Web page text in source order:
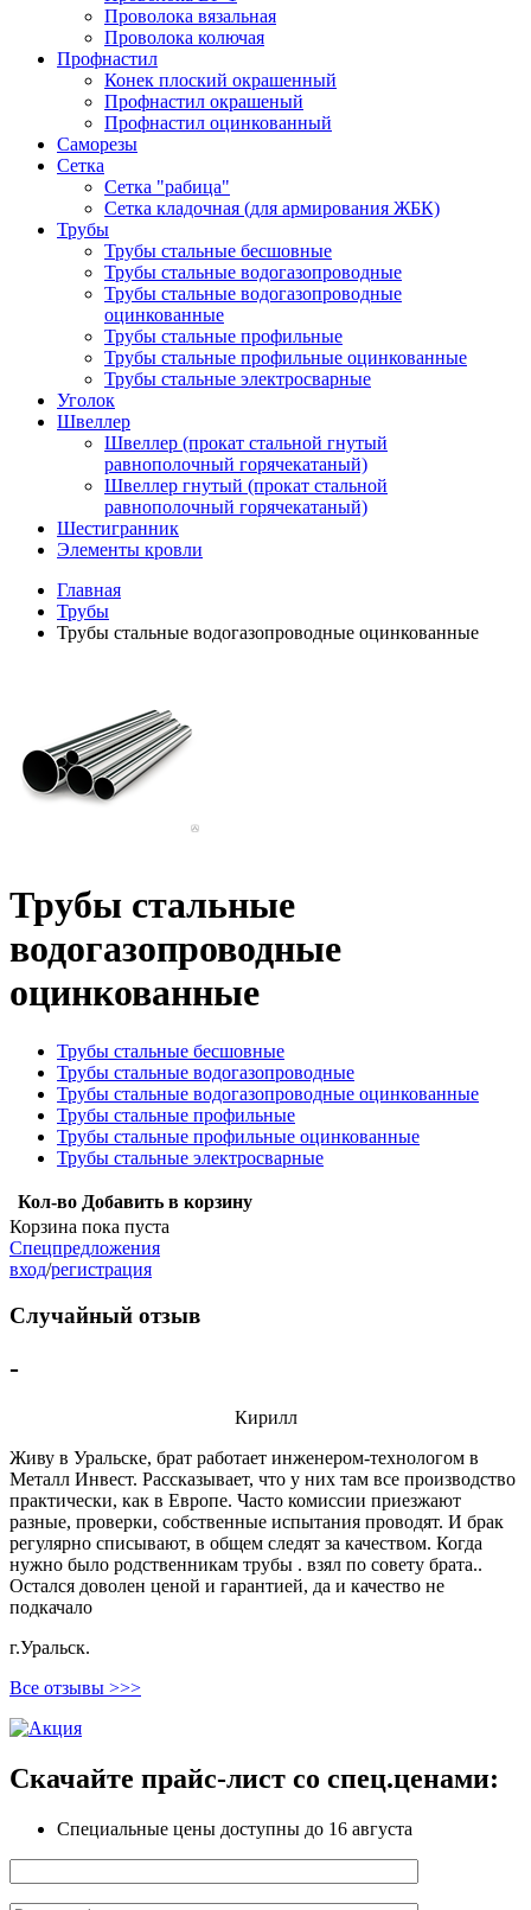
Проволока вязальная
Проволока колючая
Профнастил
Конек плоский окрашенный
Профнастил окрашеный
Профнастил оцинкованный
Саморезы
Сетка
Сетка "рабица"
Сетка кладочная (для армирования ЖБК)
Трубы
Трубы стальные бесшовные
Трубы стальные водогазопроводные
Трубы стальные водогазопроводные
оцинкованные
Трубы стальные профильные
Трубы стальные профильные оцинкованные
Трубы стальные электросварные
Уголок
Швеллер
Швеллер (прокат стальной гнутый
равнополочный горячекатаный)
Швеллер гнутый (прокат стальной
равнополочный горячекатаный)
Шестигранник
Элементы кровли
Главная
Трубы
Трубы стальные водогазопроводные оцинкованные
Трубы стальные
водогазопроводные
оцинкованные
Трубы стальные бесшовные
Трубы стальные водогазопроводные
Трубы стальные водогазопроводные оцинкованные
Трубы стальные профильные
Трубы стальные профильные оцинкованные
Трубы стальные электросварные
Кол-во Добавить в корзину
Корзина пока пуста
Спецпредложения
вход/регистрация
Случайный отзыв
-
Кирилл
Живу в Уральске, брат работает инженером-технологом в
Металл Инвест. Рассказывает, что у них там все производство
практически, как в Европе. Часто комиссии приезжают
разные, проверки, собственные испытания проводят. И брак
регулярно списывают, в общем следят за качеством. Когда
нужно было родственникам трубы . взял по совету брата..
Остался доволен ценой и гарантией, да и качество не
подкачало
г.Уральск.
Все отзывы >>>
Скачайте прайс-лист со спец.ценами:
Специальные цены доступны до 16 августа